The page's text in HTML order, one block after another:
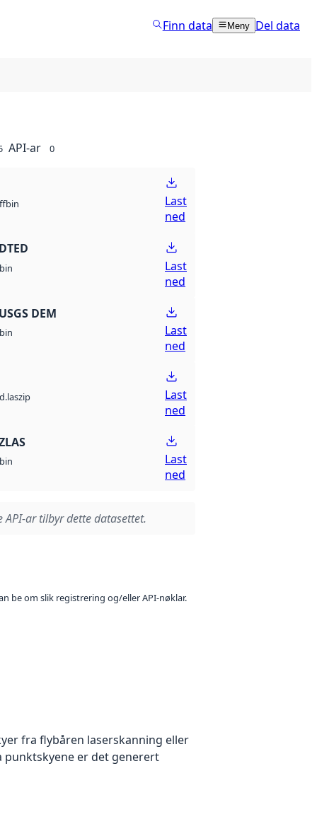
Finn data Meny Del data
API-ar 0
bin
Last
ned
bin
Last
ned
DEM
bin
Last
ned
Last
ned
bin
Last
ned
API-ar tilbyr dette datasettet.
be om slik registrering og/eller API-nøklar.
fra flybåren laserskanning eller
punktskyene er det generert